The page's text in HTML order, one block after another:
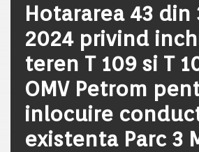
Hotararea 43 din
2024 privind
teren T 109 si T
OMV Petrom
inlocuire
existenta Parc 3